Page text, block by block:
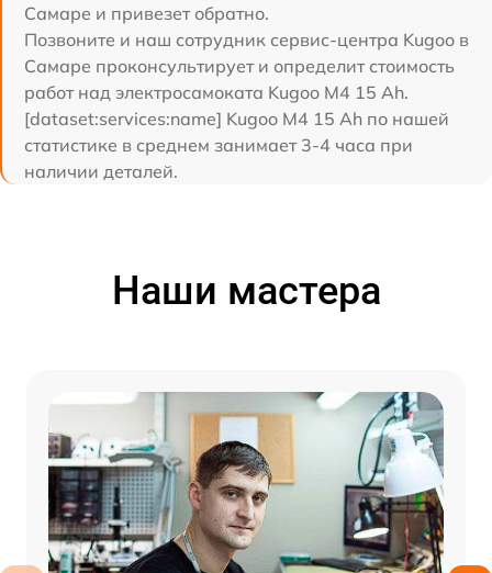
Самаре и привезет обратно.
Позвоните и наш сотрудник сервис-центра Kugoo в
Самаре проконсультирует и определит стоимость
работ над электросамоката Kugoo M4 15 Ah.
[dataset:services:name] Kugoo M4 15 Ah по нашей
статистике в среднем занимает 3-4 часа при
наличии деталей.
Наши мастера